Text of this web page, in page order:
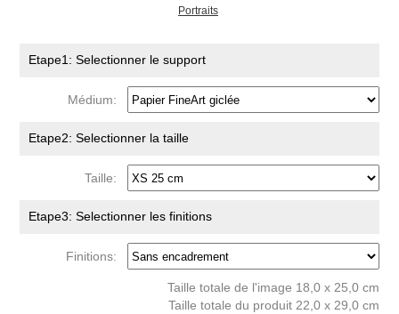
Portraits
Etape1: Selectionner le support
Médium:
Etape2: Selectionner la taille
Taille:
Etape3: Selectionner les finitions
Finitions:
Taille totale de l'image 18,0 x 25,0 cm
Taille totale du produit 22,0 x 29,0 cm